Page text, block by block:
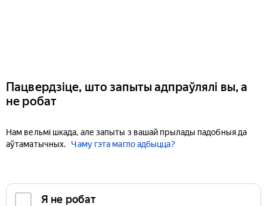
Пацвердзіце, што запыты адпраўлялі вы, а
не робат
Нам вельмі шкада, але запыты з вашай прылады падобныя да
аўтаматычных.
Чаму гэта магло адбыцца?
Я не робат